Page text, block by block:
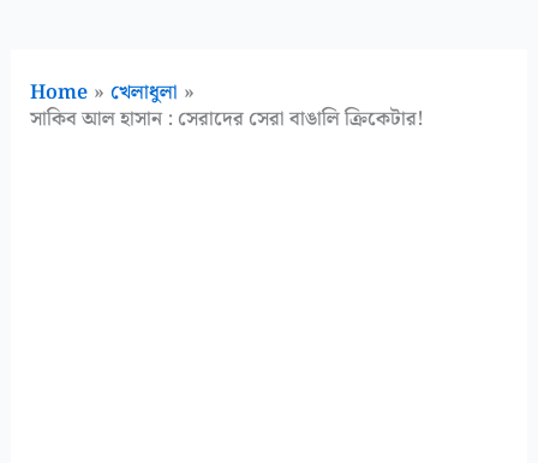
Home
খেলাধুলা
সাকিব আল হাসান : সেরাদের সেরা বাঙালি ক্রিকেটার!